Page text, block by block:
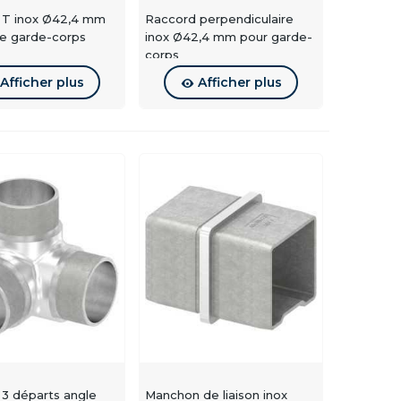
plus angulaire et moderne.
en version A4 selon les références.
inox Ø42,4 mm
garde-corps
Afficher plus
Raccord perpendiculaire
inox Ø42,4 mm pour garde-
corps
Afficher plus
départs angle
Manchon de liaison inox